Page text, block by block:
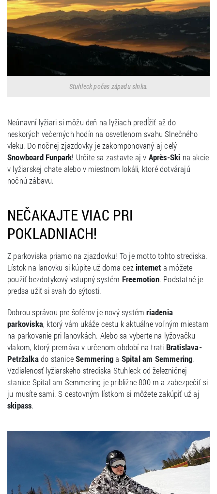
Stuhleck počas západu slnka.
Neúnavní lyžiari si môžu deň na lyžiach predĺžiť až do
neskorých večerných hodín na osvetlenom svahu Slnečného
vleku. Do nočnej zjazdovky je zakomponovaný aj celý
Snowboard Funpark! Určite sa zastavte aj v Après-Ski na akcie
v lyžiarskej chate alebo v miestnom lokáli, ktoré dotvárajú
nočnú zábavu.
NEČAKAJTE VIAC PRI
POKLADNIACH!
Z parkoviska priamo na zjazdovku! To je motto tohto strediska.
Lístok na lanovku si kúpite už doma cezinternet a môžete
použiť bezdotykový vstupný systém Freemotion. Podstatné je
predsa užiť si svah do sýtosti.
Dobrou správou pre šoférov je nový systémriadenia
parkoviska, ktorý vám ukáže cestu k aktuálne voľným miestam
na parkovanie pri lanovkách. Alebo sa vyberte na lyžovačku
vlakom, ktorý premáva v určenom období na trati Bratislava-
Petržalkado staniceSemmeringa Spital am Semmering.
Vzdialenosť lyžiarskeho strediska Stuhleck od železničnej
stanice Spital am Semmering je približne 800 m a zabezpečiť si
ju musíte sami. S cestovným lístkom si môžete zakúpiť už aj
skipass.